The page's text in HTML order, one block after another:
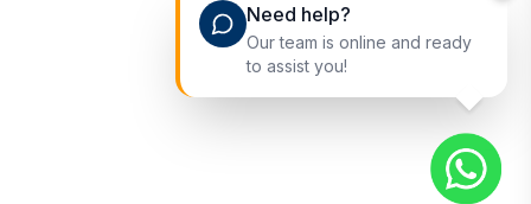
Need help?
Our team is online and ready
to assist you!